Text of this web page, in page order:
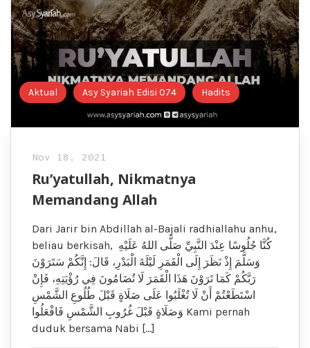
Aktual Asy Syariah Edisi 074 Hadits
Nov 18, 2021
Ru’yatullah, Nikmatnya
Memandang Allah
Dari Jarir bin Abdillah al-Bajali radhiallahu anhu,
beliau berkisah, كُنَّا جُلُوسًا عِنْدَ النَّبِيِّ صَلَّى اللهُ عَلَيْهِ
وَسَلَّمَ إِذْ نَظَرَ إِلَى الْقَمَرِ لَيْلَةَ الْبَدْرِ، قَالَ: إِنَّكُمْ سَتَرَوْنَ
رَبَّكُمْ كَمَا تَرَوْنَ هَذَا الْقَمَرَ لَا تُضَامُونَ فِي رُؤْيَتِهِ، فَإِنْ
اسْتَطَعْتُمْ أَنْ لَا تُغْلَبُوا عَلَى صَلَاةٍ قَبْلَ طُلُوعِ الشَّمْسِ
وَصَلَاةٍ قَبْلَ غُرُوبِ الشَّمْسِ فَافْعَلُوا Kami pernah
duduk bersama Nabi […]